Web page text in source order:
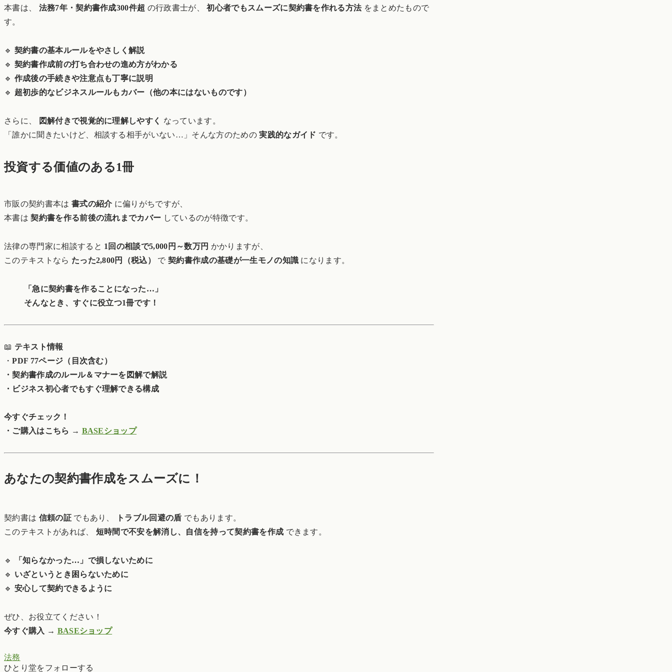
本書は、 法務7年・契約書作成300件超 の行政書士が、初心者でもスムーズに契約書を作れる方法をまとめたもので
す。
🔹 契約書の基本ルールをやさしく解説
🔹 契約書作成前の打ち合わせの進め方がわかる
🔹 作成後の手続きや注意点も丁寧に説明
🔹 超初歩的なビジネスルールもカバー（他の本にはないものです）
さらに、 図解付きで視覚的に理解しやすく
なっています。
「誰かに聞きたいけど、相談する相手がいない…」そんな方のための実践的なガイド です。
投資する価値のある1冊
市販の契約書本は 書式の紹介 に偏りがちですが、
本書は契約書を作る前後の流れまでカバー しているのが特徴です。
法律の専門家に相談すると 1回の相談で5,000円～数万円 かかりますが、
このテキストなら たった2,800円（税込） で契約書作成の基礎が一生モノの知識 になります。
「急に契約書を作ることになった…」
そんなとき、すぐに役立つ1冊です！
📖 テキスト情報
・PDF 77ページ（目次含む）
・契約書作成のルール＆マナーを図解で解説
・ビジネス初心者でもすぐ理解できる構成
今すぐチェック！
・ご購入はこちら → BASEショップ
あなたの契約書作成をスムーズに！
契約書は 信頼の証でもあり、 トラブル回避の盾 でもあります。
このテキストがあれば、 短時間で不安を解消し、自信を持って契約書を作成 できます。
🔹
「知らなかった…」で損しないために
🔹 いざというとき困らないために
🔹 安心して契約できるように
ぜひ、お役立てください！
今すぐ購入 → BASEショップ
法務
ひとり堂をフォローする